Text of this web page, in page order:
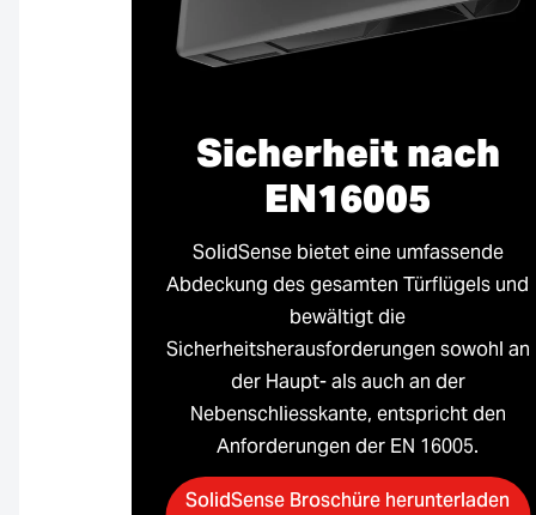
Sicherheit nach
EN16005
SolidSense bietet eine umfassende
Abdeckung des gesamten Türflügels und
bewältigt die
Sicherheitsherausforderungen sowohl an
der Haupt- als auch an der
Nebenschliesskante, entspricht den
Anforderungen der EN 16005.
SolidSense Broschüre herunterladen